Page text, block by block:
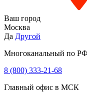
Ваш город
Москва
Да Другой
Многоканальный по РФ
8 (800) 333‑21-68
Главный офис в МСК